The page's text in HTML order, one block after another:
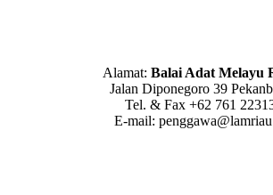
Alamat: Balai Adat Melayu
Jalan Diponegoro 39
Tel. & Fax +62 761
E-mail: